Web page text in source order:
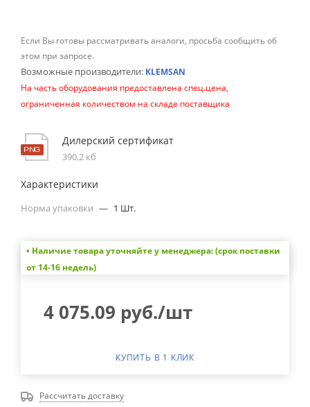
Если Вы готовы рассматривать аналоги, просьба сообщить об
этом при запросе.
Возможные производители: KLEMSAN
На часть оборудования предоставлена спец.цена,
ограниченная количеством на складе поставщика
Дилерский сертификат
390,2 кб
Характеристики
Норма упаковки — 1 Шт.
• Наличие товара уточняйте у менеджера: (срок поставки
от 14-16 недель)
4 075.09 руб./шт
КУПИТЬ В 1 КЛИК
Рассчитать доставку